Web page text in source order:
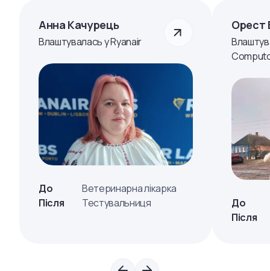
Анна Качурець
Влаштувалась у Ryanair
До
Ветеринарна лікарка
Після
Тестувальниця
Орест
До
Після